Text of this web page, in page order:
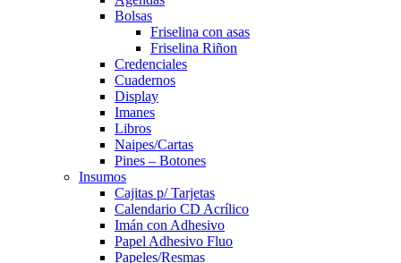
Bolsas
Friselina con asas
Friselina Riñon
Credenciales
Cuadernos
Display
Imanes
Libros
Naipes/Cartas
Pines – Botones
Insumos
Cajitas p/ Tarjetas
Calendario CD Acrílico
Imán con Adhesivo
Papel Adhesivo Fluo
Papeles/Resmas